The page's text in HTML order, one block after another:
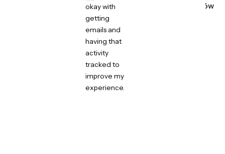
ARCH-BOOM ma w swoim portfolio ponad 100 projektów
Projekty wnętrz lokali i ogródków
gastronomicznych, hoteli, pomieszczeń biurowych, SPA,
studia kosmetyczne i innych wnętrz usługowych.
okay with
getting
emails and
having that
activity
tracked to
improve my
experience.